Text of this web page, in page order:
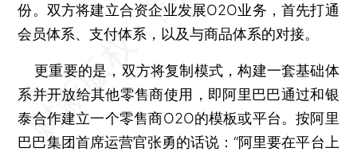
份。双方将建立合资企业发展O2O业务，首先打通
会员体系、支付体系，以及与商品体系的对接。
更重要的是，双方将复制模式，构建一套基础体
系并开放给其他零售商使用，即阿里巴巴通过和银
泰合作建立一个零售商O2O的模板或平台。按阿里
巴巴集团首席运营官张勇的话说：“阿里要在平台上